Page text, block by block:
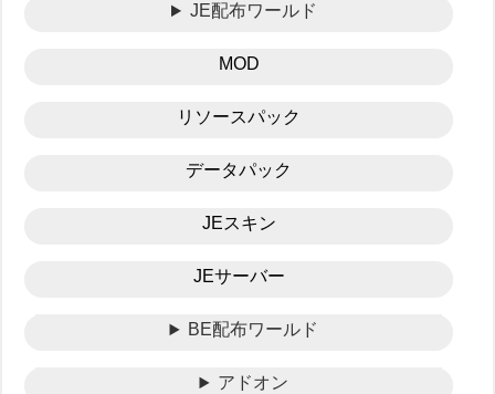
JE配布ワールド
MOD
リソースパック
データパック
JEスキン
JEサーバー
BE配布ワールド
アドオン